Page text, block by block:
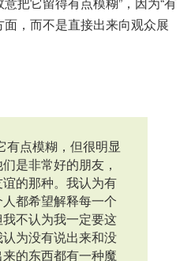
，而不是直接出来向观众展
有点模糊，但很明显
是非常好的朋友，
的那种。我认为有
都希望解释每一个
不认为我一定要这
为没有说出来和没
的东西都有一种魔